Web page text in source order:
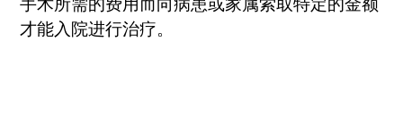
才能入院进行治疗。